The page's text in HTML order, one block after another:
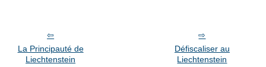
La Principauté de
Liechtenstein
Défiscaliser au
Liechtenstein